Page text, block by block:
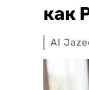
как
Al